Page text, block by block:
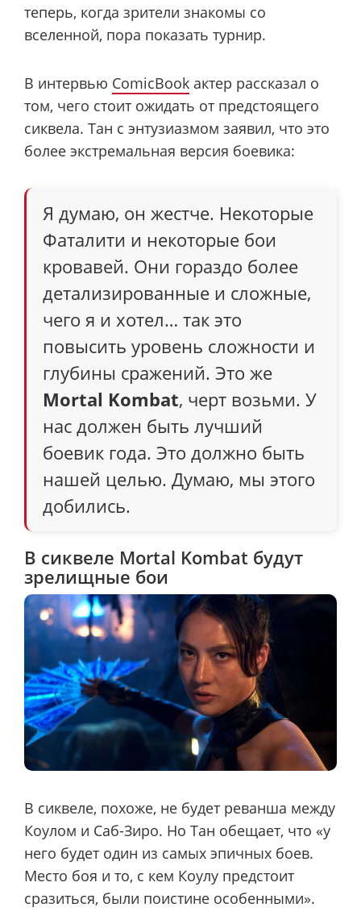
теперь, когда зрители знакомы со
вселенной, пора показать турнир.
В интервью ComicBook актер рассказал о
том, чего стоит ожидать от предстоящего
сиквела. Тан с энтузиазмом заявил, что это
более экстремальная версия боевика:
Я думаю, он жестче. Некоторые
Фаталити и некоторые бои
кровавей. Они гораздо более
детализированные и сложные,
чего я и хотел… так это
повысить уровень сложности и
глубины сражений. Это же
Mortal Kombat, черт возьми. У
нас должен быть лучший
боевик года. Это должно быть
нашей целью. Думаю, мы этого
добились.
В сиквеле Mortal Kombat будут
зрелищные бои
В сиквеле, похоже, не будет реванша между
Коулом и Саб-Зиро. Но Тан обещает, что «у
него будет один из самых эпичных боев.
Место боя и то, с кем Коулу предстоит
сразиться, были поистине особенными».